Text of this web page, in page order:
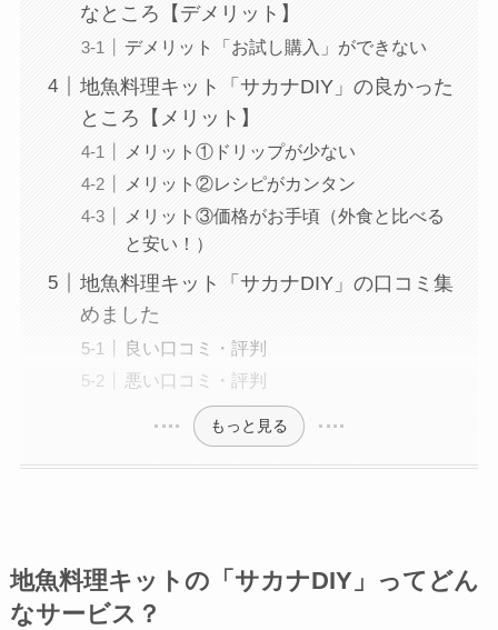
なところ【デメリット】
デメリット「お試し購入」ができない
地魚料理キット「サカナDIY」の良かった
ところ【メリット】
メリット①ドリップが少ない
メリット②レシピがカンタン
メリット③価格がお手頃（外食と比べる
と安い！）
地魚料理キット「サカナDIY」の口コミ集
めました
良い口コミ・評判
悪い口コミ・評判
もっと見る
地魚料理キットの「サカナDIY」ってどん
なサービス？